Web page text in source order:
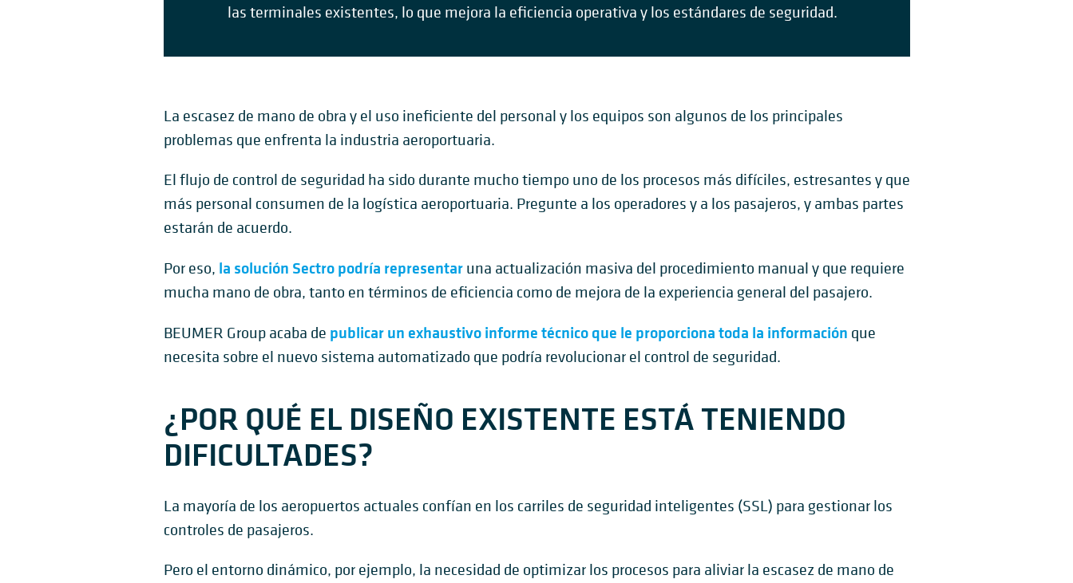
las terminales existentes, lo que mejora la eficiencia operativa y los estándares de seguridad.
La escasez de mano de obra y el uso ineficiente del personal y los equipos son algunos de los principales
problemas que enfrenta la industria aeroportuaria.
El flujo de control de seguridad ha sido durante mucho tiempo uno de los procesos más difíciles, estresantes y que
más personal consumen de la logística aeroportuaria. Pregunte a los operadores y a los pasajeros, y ambas partes
estarán de acuerdo.
Por eso, la solución Sectro podría representaruna actualización masiva del procedimiento manual y que requiere
mucha mano de obra, tanto en términos de eficiencia como de mejora de la experiencia general del pasajero.
BEUMER Group acaba de publicar un exhaustivo informe técnico que le proporciona toda la información que
necesita sobre el nuevo sistema automatizado que podría revolucionar el control de seguridad.
¿POR QUÉ EL DISEÑO EXISTENTE ESTÁ TENIENDO
DIFICULTADES?
La mayoría de los aeropuertos actuales confían en los carriles de seguridad inteligentes (SSL) para gestionar los
controles de pasajeros.
Pero el entorno dinámico, por ejemplo, la necesidad de optimizar los procesos para aliviar la escasez de mano de